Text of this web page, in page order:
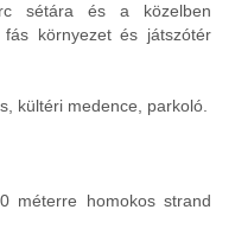
sétára és a közelben
környezet és játszótér
kültéri medence, parkoló.
méterre homokos strand